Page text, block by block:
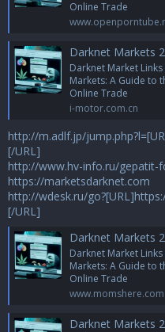
Online Trade
Darknet Markets
Darknet Market
Markets: A Guide to
Online Trade
i-motor.com.cn
http://m.adlf.jp/
[/URL]
http://www.hv-info.ru/gepatit-
https://marketsdarknet.com
http://wdesk.ru/
[/URL]
Darknet Markets
Darknet Market
Markets: A Guide to
Online Trade
www.momshere.com
Darknet Markets